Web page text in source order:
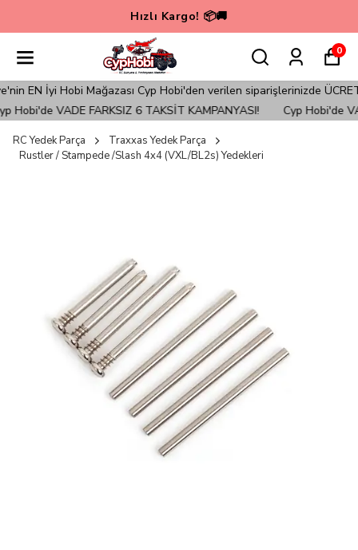
Hızlı Kargo! 📦🚚
0
İyi Hobi Mağazası Cyp Hobi'den verilen siparişlerinizde
Hobi'de VADE FARKSIZ 6 TAKSİT KAMPANYASI!
Cyp Hobi'de
RC Yedek Parça
Traxxas Yedek Parça
Rustler / Stampede /Slash 4x4 (VXL/BL2s) Yedekleri